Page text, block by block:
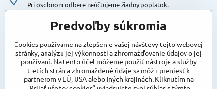
Pri osobnom odbere neúčtujeme žiadny poplatok.
Kuriér DPD , Geis
Cena za dopravu:
Maxstore
Bratislavská 79
Areál Satina
Predvoľby súkromia
Cookies používame na zlepšenie vašej návštevy tejto webovej
stránky, analýzu jej výkonnosti a zhromažďovanie údajov o jej
používaní. Na tento účel môžeme použiť nástroje a služby
tretích strán a zhromaždené údaje sa môžu preniesť k
partnerom v EÚ, USA alebo iných krajinách. Kliknutím na